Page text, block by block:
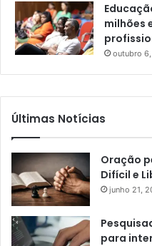
milhões
outubro
Últimas Notícias
Oração
Difícil e
junho 21,
para